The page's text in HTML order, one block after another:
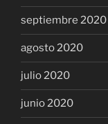
septiembre 2020
agosto 2020
julio 2020
junio 2020